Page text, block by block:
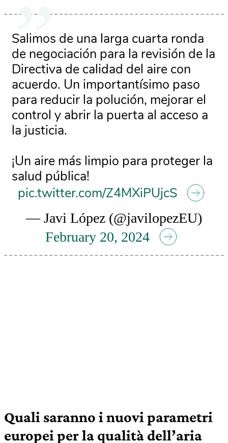
Salimos de una larga cuarta ronda
de negociación para la revisión de la
Directiva de calidad del aire con
acuerdo. Un importantísimo paso
para reducir la polución, mejorar el
control y abrir la puerta al acceso a
la justicia.
¡Un aire más limpio para proteger la
salud pública!
pic.twitter.com/Z4MXiPUjcS
— Javi López (@javilopezEU)
February 20, 2024
Quali saranno i nuovi parametri
europei per la qualità dell’aria